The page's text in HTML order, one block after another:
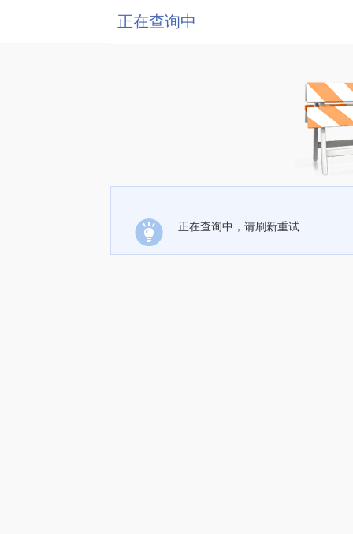
正在查询中
正在查询中，请刷新重试